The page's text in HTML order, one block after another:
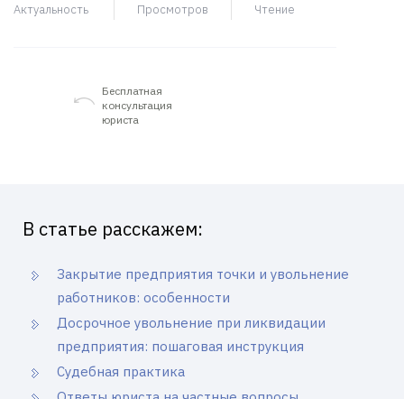
Актуальность Просмотров Чтение
Бесплатная
консультация
юриста
В статье расскажем:
Закрытие предприятия точки и увольнение
работников: особенности
Досрочное увольнение при ликвидации
предприятия: пошаговая инструкция
Судебная практика